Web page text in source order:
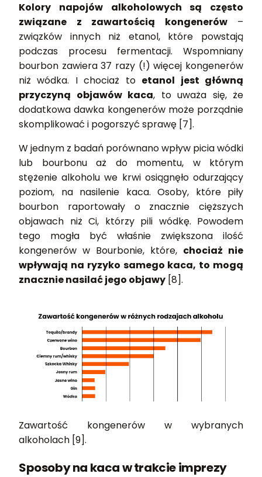
Kolory napojów alkoholowych są często
związane z zawartością kongenerów–
związków innych niż etanol, które powstają
podczas procesu fermentacji. Wspomniany
bourbon zawiera 37 razy (!) więcej kongenerów
niż wódka. I chociaż to etanol jest główną
przyczyną objawów kaca, to uważa się, że
dodatkowa dawka kongenerów może porządnie
skomplikować i pogorszyć sprawę [7].
W jednym z badań porównano wpływ picia wódki
lub bourbonu aż do momentu, w którym
stężenie alkoholu we krwi osiągnęło odurzający
poziom, na nasilenie kaca. Osoby, które piły
bourbon raportowały o znacznie cięższych
objawach niż Ci, którzy pili wódkę. Powodem
tego mogła być właśnie zwiększona ilość
kongenerów w Bourbonie, które, chociaż nie
wpływają na ryzyko samego kaca, to mogą
znacznie nasilać jego objawy [8].
Zawartość kongenerów w wybranych
alkoholach [9].
Sposoby na kaca w trakcie imprezy